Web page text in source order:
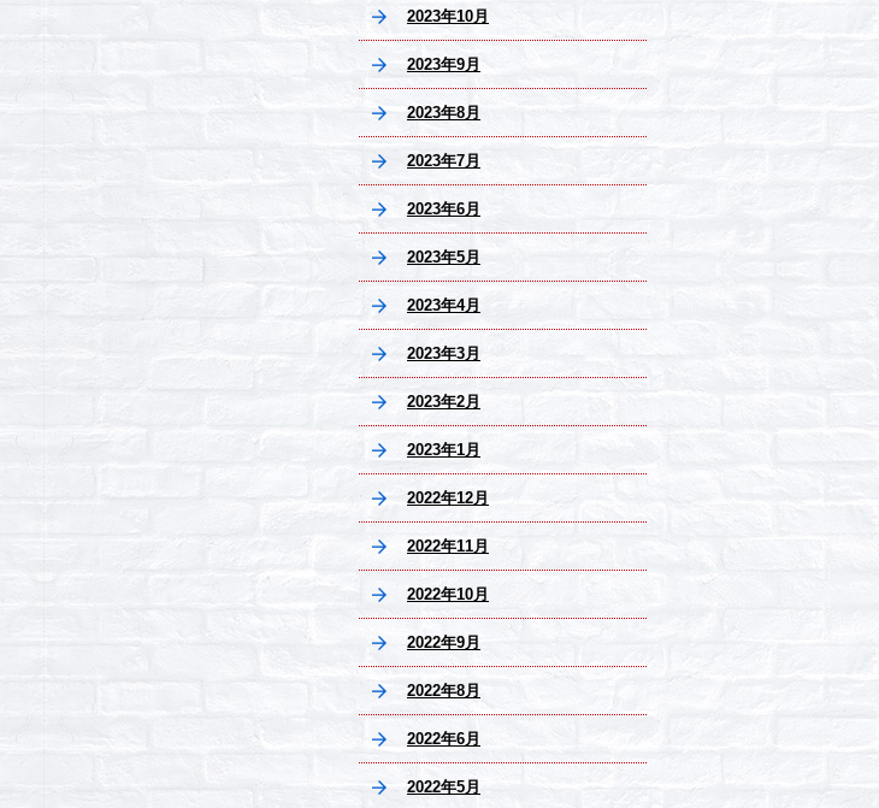
2023年10月
2023年9月
2023年8月
2023年7月
2023年6月
2023年5月
2023年4月
2023年3月
2023年2月
2023年1月
2022年12月
2022年11月
2022年10月
2022年9月
2022年8月
2022年6月
2022年5月